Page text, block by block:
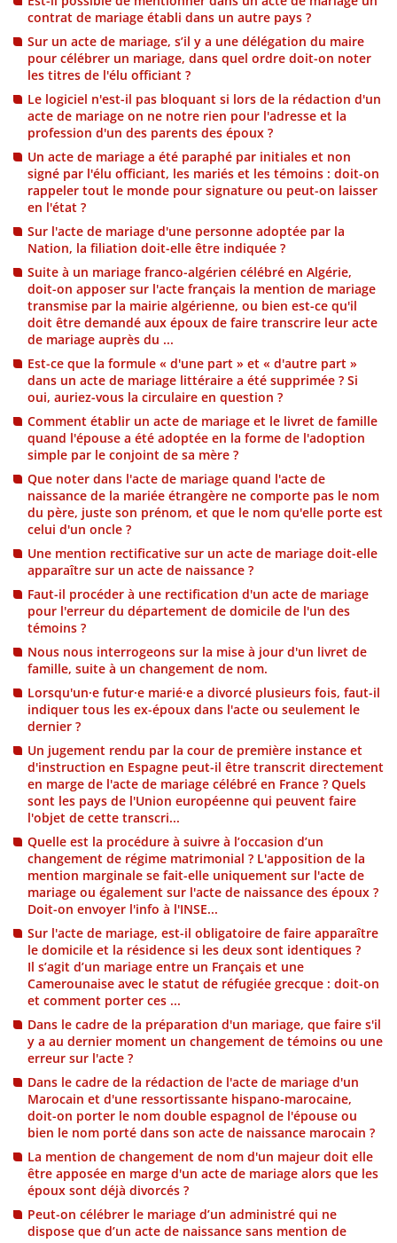
contrat de mariage établi dans un autre pays ?
Sur un acte de mariage, s’il y a une délégation du maire
pour célébrer un mariage, dans quel ordre doit-on noter
les titres de l'élu officiant ?
Le logiciel n'est-il pas bloquant si lors de la rédaction d'un
acte de mariage on ne notre rien pour l'adresse et la
profession d'un des parents des époux ?
Un acte de mariage a été paraphé par initiales et non
signé par l'élu officiant, les mariés et les témoins : doit-on
rappeler tout le monde pour signature ou peut-on laisser
en l'état ?
Sur l'acte de mariage d'une personne adoptée par la
Nation, la filiation doit-elle être indiquée ?
Suite à un mariage franco-algérien célébré en Algérie,
doit-on apposer sur l'acte français la mention de mariage
transmise par la mairie algérienne, ou bien est-ce qu'il
doit être demandé aux époux de faire transcrire leur acte
de mariage auprès du ...
Est-ce que la formule « d'une part » et « d'autre part »
dans un acte de mariage littéraire a été supprimée ? Si
oui, auriez-vous la circulaire en question ?
Comment établir un acte de mariage et le livret de famille
quand l'épouse a été adoptée en la forme de l'adoption
simple par le conjoint de sa mère ?
Que noter dans l'acte de mariage quand l'acte de
naissance de la mariée étrangère ne comporte pas le nom
du père, juste son prénom, et que le nom qu'elle porte est
celui d'un oncle ?
Une mention rectificative sur un acte de mariage doit-elle
apparaître sur un acte de naissance ?
Faut-il procéder à une rectification d'un acte de mariage
pour l'erreur du département de domicile de l'un des
témoins ?
Nous nous interrogeons sur la mise à jour d'un livret de
famille, suite à un changement de nom.
Lorsqu'un·e futur·e marié·e a divorcé plusieurs fois, faut-il
indiquer tous les ex-époux dans l'acte ou seulement le
dernier ?
Un jugement rendu par la cour de première instance et
d'instruction en Espagne peut-il être transcrit directement
en marge de l'acte de mariage célébré en France ? Quels
sont les pays de l'Union européenne qui peuvent faire
l'objet de cette transcri...
Quelle est la procédure à suivre à l’occasion d’un
changement de régime matrimonial ? L'apposition de la
mention marginale se fait-elle uniquement sur l'acte de
mariage ou également sur l'acte de naissance des époux ?
Doit-on envoyer l'info à l'INSE...
Sur l'acte de mariage, est-il obligatoire de faire apparaître
le domicile et la résidence si les deux sont identiques ?
Il s’agit d’un mariage entre un Français et une
Camerounaise avec le statut de réfugiée grecque : doit-on
et comment porter ces ...
Dans le cadre de la préparation d'un mariage, que faire s'il
y a au dernier moment un changement de témoins ou une
erreur sur l'acte ?
Dans le cadre de la rédaction de l'acte de mariage d'un
Marocain et d'une ressortissante hispano-marocaine,
doit-on porter le nom double espagnol de l'épouse ou
bien le nom porté dans son acte de naissance marocain ?
La mention de changement de nom d'un majeur doit elle
être apposée en marge d'un acte de mariage alors que les
époux sont déjà divorcés ?
Peut-on célébrer le mariage d’un administré qui ne
dispose que d’un acte de naissance sans mention de